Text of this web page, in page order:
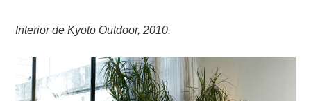
Interior de Kyoto Outdoor, 2010.